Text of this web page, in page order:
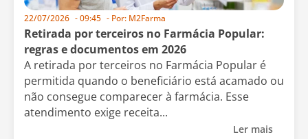
22/07/2026 -09:45 - Por: M2Farma
Retirada por terceiros no Farmácia Popular:
regras e documentos em 2026
A retirada por terceiros no Farmácia Popular é
permitida quando o beneficiário está acamado ou
não consegue comparecer à farmácia. Esse
atendimento exige receita...
Ler mais